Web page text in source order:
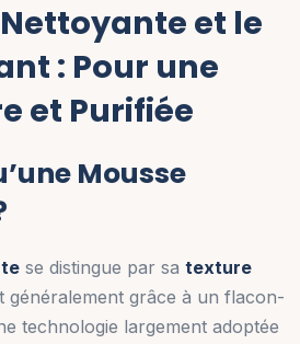
et le
: Pour une
et Purifiée
Mousse
se distingue par sa texture
généralement grâce à un flacon-
technologie largement adoptée